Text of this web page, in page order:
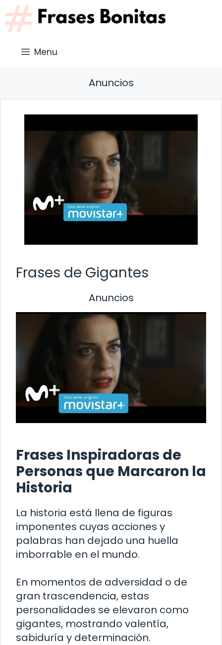
Saltar
al
contenido
Menu
Anuncios
Frases de Gigantes
Anuncios
Frases Inspiradoras de
Personas que Marcaron la
Historia
La historia está llena de figuras
imponentes cuyas acciones y
palabras han dejado una huella
imborrable en el mundo.
En momentos de adversidad o de
gran trascendencia, estas
personalidades se elevaron como
gigantes, mostrando valentía,
sabiduría y determinación.